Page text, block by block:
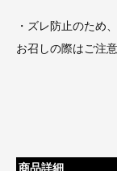
・ズレ防止のため
お召しの際はご注
商品詳細